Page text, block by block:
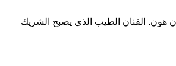
هون. الفنان الطيب الذي يصبح الشريك